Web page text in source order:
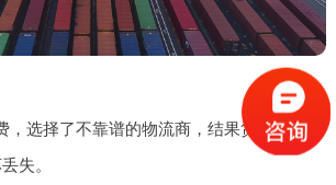
，选择了不靠谱的物流商，结果货物运输时
失。